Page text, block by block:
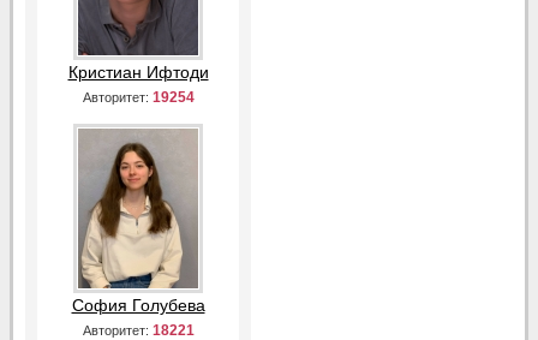
Кристиан Ифтоди
Авторитет: 19254
София Голубева
Авторитет: 18221